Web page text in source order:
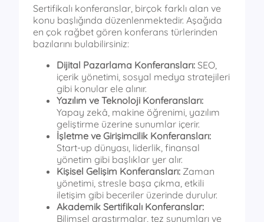
Sertifikalı konferanslar, birçok farklı alan ve
konu başlığında düzenlenmektedir. Aşağıda
en çok rağbet gören konferans türlerinden
bazılarını bulabilirsiniz:
Dijital Pazarlama Konferansları: SEO,
içerik yönetimi, sosyal medya stratejileri
gibi konular ele alınır.
Yazılım ve Teknoloji Konferansları:
Yapay zekâ, makine öğrenimi, yazılım
geliştirme üzerine sunumlar içerir.
İşletme ve Girişimcilik Konferansları:
Start-up dünyası, liderlik, finansal
yönetim gibi başlıklar yer alır.
Kişisel Gelişim Konferansları: Zaman
yönetimi, stresle başa çıkma, etkili
iletişim gibi beceriler üzerinde durulur.
Akademik Sertifikalı Konferanslar:
Bilimsel araştırmalar, tez sunumları ve